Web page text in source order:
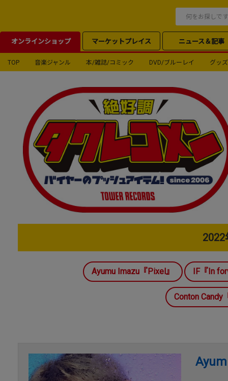
オンラインショップ マーケットプレイス ニュース＆記事
TOP 音楽ジャンル 本/雑誌/コミック DVD/ブルーレイ グッズ
2022
Ayumu Imazu『Pixel』 IF『In
Conton Candy